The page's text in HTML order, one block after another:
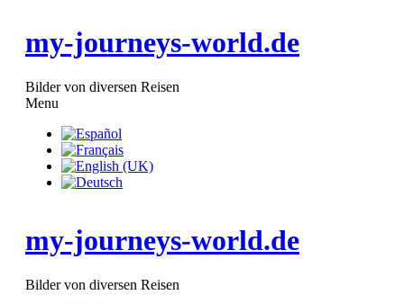
my-journeys-world.de
Bilder von diversen Reisen
Menu
Wetter in Bargteheide
Deutschland
Technikmuseum Sinsheim
Technikmuseum Sinsheim
TU-144
Formel 1
Lamborghini - Countach
my-journeys-world.de
Bilder von diversen Reisen